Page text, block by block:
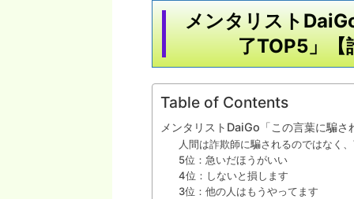
メンタリスト
了TOP5」【
Table of Contents
メンタリストDaiGo「この言葉に騙
人間は詐欺師に騙されるのではなく
5位：急いだほうがいい
4位：しないと損します
3位：他の人はもうやってます